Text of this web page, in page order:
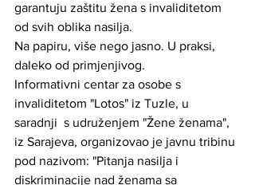
garantuju zaštitu žena s invaliditetom
od svih oblika nasilja.
Na papiru, više nego jasno. U praksi,
daleko od primjenjivog.
Informativni centar za osobe s
invaliditetom "Lotos" iz Tuzle, u
saradnji  s udruženjem "Žene ženama",
iz Sarajeva, organizovao je javnu tribinu
pod nazivom: "Pitanja nasilja i
diskriminacije nad ženama sa